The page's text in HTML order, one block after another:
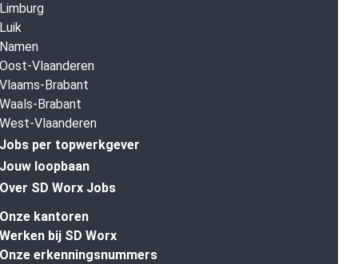
Limburg
Luik
Namen
Oost-Vlaanderen
Vlaams-Brabant
Waals-Brabant
West-Vlaanderen
Jobs per topwerkgever
Jouw loopbaan
Over SD Worx Jobs
Onze kantoren
Werken bij SD Worx
Onze erkenningsnummers